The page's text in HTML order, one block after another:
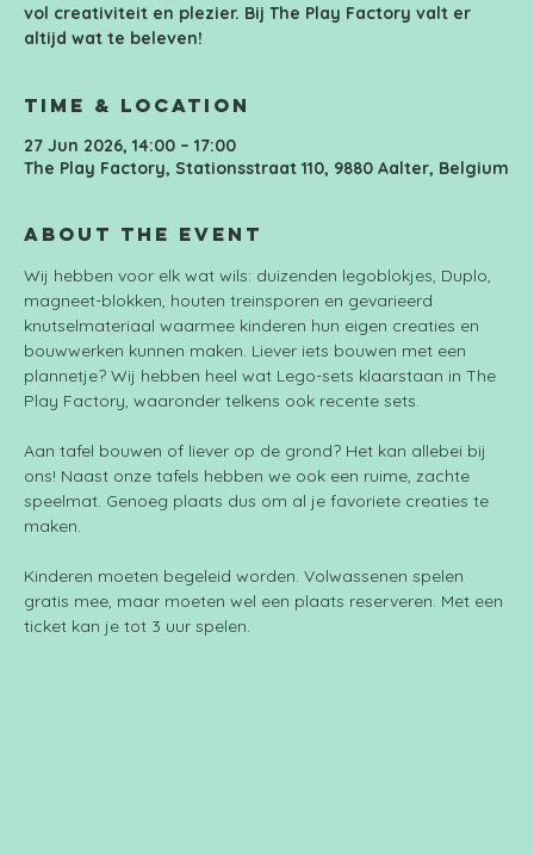
vol creativiteit en plezier. Bij The Play Factory valt er
Time & Location
27 Jun 2026, 14:00 – 17:00
The Play Factory, Stationsstraat 110, 9880 Aalter, Belgium
About the event
Wij hebben voor elk wat wils: duizenden legoblokjes, Duplo,
magneet-blokken, houten treinsporen en gevarieerd
knutselmateriaal waarmee kinderen hun eigen creaties en
bouwwerken kunnen maken. Liever iets bouwen met een
plannetje? Wij hebben heel wat Lego-sets klaarstaan in The
Play Factory, waaronder telkens ook recente sets.
Aan tafel bouwen of liever op de grond? Het kan allebei bij
ons! Naast onze tafels hebben we ook een ruime, zachte
speelmat. Genoeg plaats dus om al je favoriete creaties te
maken.
Kinderen moeten begeleid worden. Volwassenen spelen
gratis mee, maar moeten wel een plaats reserveren. Met een
ticket kan je tot 3 uur spelen.